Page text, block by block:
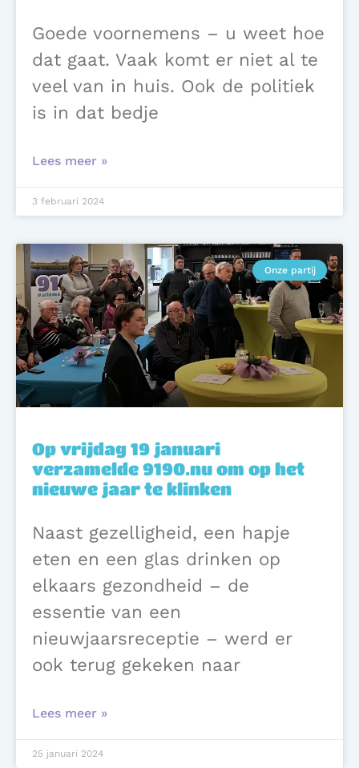
Goede voornemens – u weet hoe
dat gaat. Vaak komt er niet al te
veel van in huis. Ook de politiek
is in dat bedje
Lees meer »
3 februari 2024
Onze partij
Op vrijdag 19 januari
verzamelde 9190.nu om op het
nieuwe jaar te klinken
Naast gezelligheid, een hapje
eten en een glas drinken op
elkaars gezondheid – de
essentie van een
nieuwjaarsreceptie – werd er
ook terug gekeken naar
Lees meer »
25 januari 2024